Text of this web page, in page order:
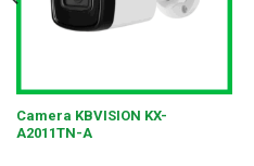
Camera KBVISION KX-
A2011TN-A